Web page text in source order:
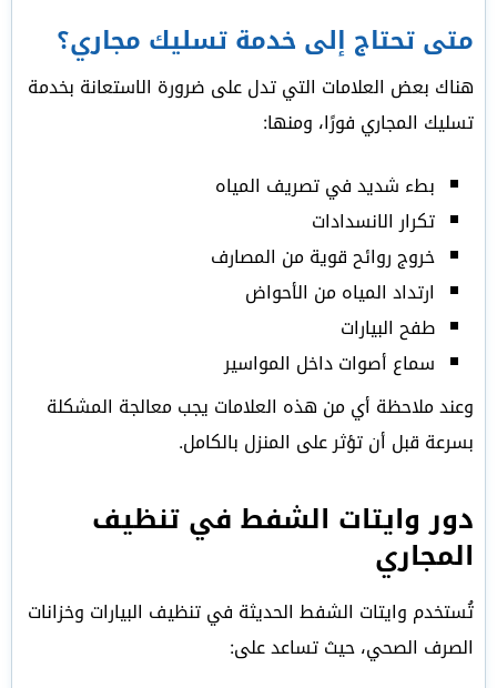
متى تحتاج إلى خدمة تسليك مجاري؟
هناك بعض العلامات التي تدل على ضرورة الاستعانة بخدمة
تسليك المجاري فورًا، ومنها:
بطء شديد في تصريف المياه
تكرار الانسدادات
خروج روائح قوية من المصارف
ارتداد المياه من الأحواض
طفح البيارات
سماع أصوات داخل المواسير
وعند ملاحظة أي من هذه العلامات يجب معالجة المشكلة
بسرعة قبل أن تؤثر على المنزل بالكامل.
دور وايتات الشفط في تنظيف
المجاري
تُستخدم وايتات الشفط الحديثة في تنظيف البيارات وخزانات
الصرف الصحي، حيث تساعد على: